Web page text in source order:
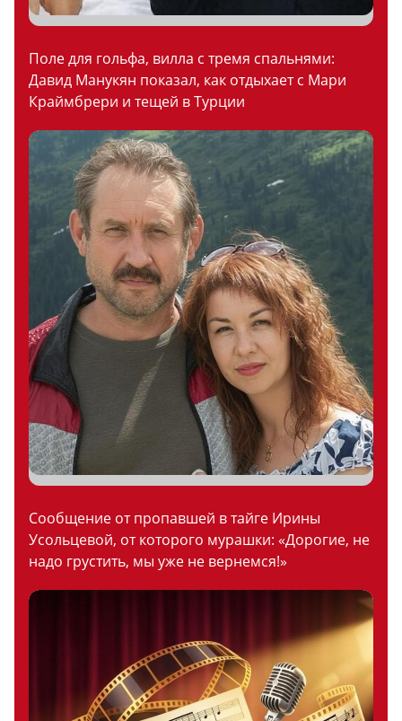
Поле для гольфа, вилла с тремя спальнями:
Давид Манукян показал, как отдыхает с Мари
Краймбрери и тещей в Турции
Сообщение от пропавшей в тайге Ирины
Усольцевой, от которого мурашки: «Дорогие, не
надо грустить, мы уже не вернемся!»